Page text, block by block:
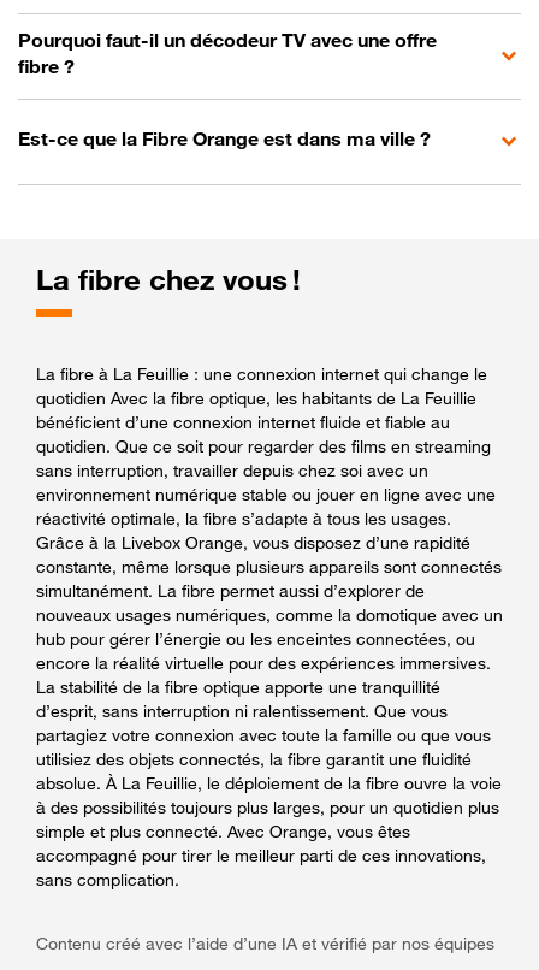
Pourquoi faut-il un décodeur TV avec une offre
fibre ?
Est-ce que la Fibre Orange est dans ma ville ?
La fibre chez vous !
La fibre à La Feuillie : une connexion internet qui change le
quotidien Avec la fibre optique, les habitants de La Feuillie
bénéficient d’une connexion internet fluide et fiable au
quotidien. Que ce soit pour regarder des films en streaming
sans interruption, travailler depuis chez soi avec un
environnement numérique stable ou jouer en ligne avec une
réactivité optimale, la fibre s’adapte à tous les usages.
Grâce à la Livebox Orange, vous disposez d’une rapidité
constante, même lorsque plusieurs appareils sont connectés
simultanément. La fibre permet aussi d’explorer de
nouveaux usages numériques, comme la domotique avec un
hub pour gérer l’énergie ou les enceintes connectées, ou
encore la réalité virtuelle pour des expériences immersives.
La stabilité de la fibre optique apporte une tranquillité
d’esprit, sans interruption ni ralentissement. Que vous
partagiez votre connexion avec toute la famille ou que vous
utilisiez des objets connectés, la fibre garantit une fluidité
absolue. À La Feuillie, le déploiement de la fibre ouvre la voie
à des possibilités toujours plus larges, pour un quotidien plus
simple et plus connecté. Avec Orange, vous êtes
accompagné pour tirer le meilleur parti de ces innovations,
sans complication.
Contenu créé avec l’aide d’une IA et vérifié par nos équipes